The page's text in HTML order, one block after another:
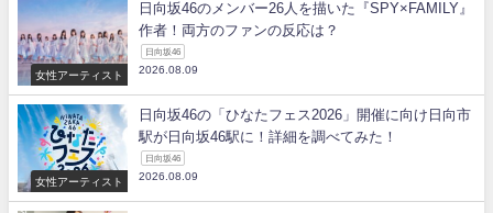
女性アーティスト
日向坂46のメンバー26人を描いた『SPY×FAMILY』
作者！両方のファンの反応は？
日向坂46
2026.08.09
女性アーティスト
日向坂46の「ひなたフェス2026」開催に向け日向市
駅が日向坂46駅に！詳細を調べてみた！
日向坂46
2026.08.09